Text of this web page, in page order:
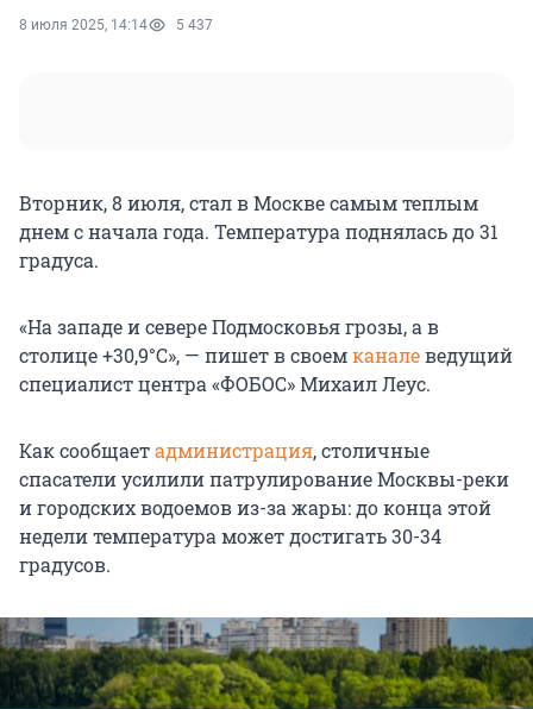
8 июля 2025, 14:14 5 437
Вторник, 8 июля, стал в Москве самым теплым
днем с начала года. Температура поднялась до 31
градуса.
«На западе и севере Подмосковья грозы, а в
столице +30,9°С», — пишет в своемканалеведущий
специалист центра «ФОБОС» Михаил Леус.
Как сообщаетадминистрация, столичные
спасатели усилили патрулирование Москвы-реки
и городских водоемов из-за жары: до конца этой
недели температура может достигать 30-34
градусов.